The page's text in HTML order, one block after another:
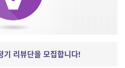
기 리뷰단을 모집합니다!